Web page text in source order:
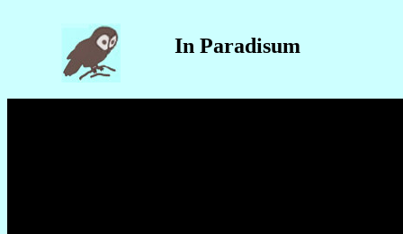
In Paradisum